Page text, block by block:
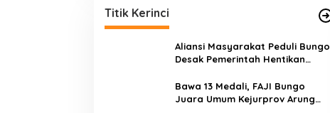
Titik Kerinci
Aliansi Masyarakat Peduli Bungo
Desak Pemerintah Hentikan
Jalan Lintas Bungo
Bawa 13 Medali, FAJI Bungo
Juara Umum Kejurprov Arung